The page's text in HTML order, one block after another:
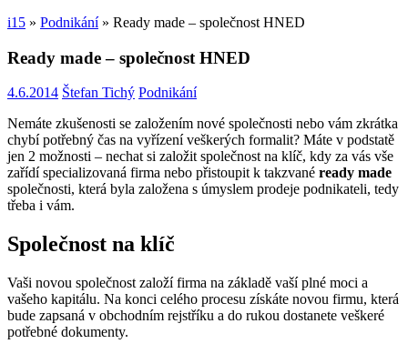
i15 » Podnikání» Ready made – společnost HNED
Ready made – společnost HNED
4.6.2014 Štefan Tichý Podnikání
Nemáte zkušenosti se založením nové společnosti nebo vám zkrátka
chybí potřebný čas na vyřízení veškerých formalit? Máte v podstatě
jen 2 možnosti – nechat si založit společnost na klíč, kdy za vás vše
zařídí specializovaná firma nebo přistoupit k takzvané ready made
společnosti, která byla založena s úmyslem prodeje podnikateli, tedy
třeba i vám.
Společnost na klíč
Vaši novou společnost založí firma na základě vaší plné moci a
vašeho kapitálu. Na konci celého procesu získáte novou firmu, která
bude zapsaná v obchodním rejstříku a do rukou dostanete veškeré
potřebné dokumenty.